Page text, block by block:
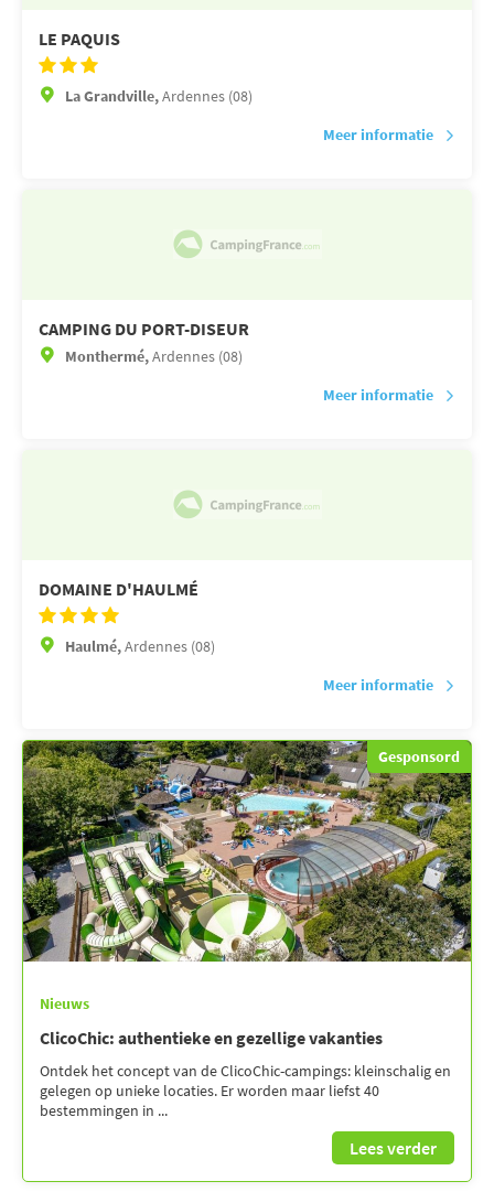
LE PAQUIS
La Grandville,Ardennes (08)
Meer informatie
CAMPING DU PORT-DISEUR
Monthermé,Ardennes (08)
Meer informatie
DOMAINE D'HAULMÉ
Haulmé,Ardennes (08)
Meer informatie
Gesponsord
Nieuws
ClicoChic: authentieke en gezellige vakanties
Ontdek het concept van de ClicoChic-campings: kleinschalig en
gelegen op unieke locaties. Er worden maar liefst 40
bestemmingen in ...
Lees verder